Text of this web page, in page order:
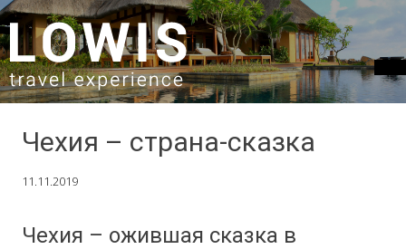
SKIP TO CONTENT
Чехия – страна-сказка
11.11.2019
Чехия – ожившая сказка в